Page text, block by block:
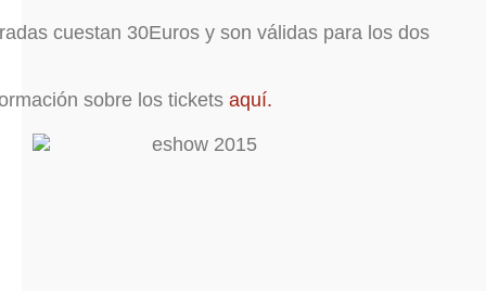
cuestan 30Euros y son válidas para los dos
sobre los tickets aquí.